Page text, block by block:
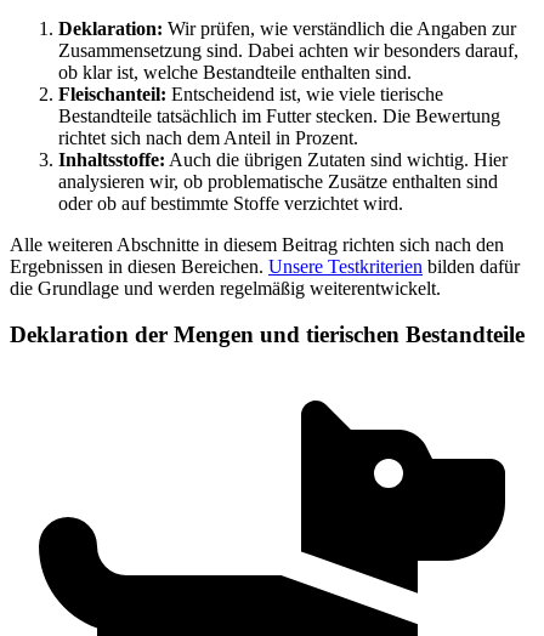
Deklaration: Wir prüfen, wie verständlich die Angaben zur
Zusammensetzung sind. Dabei achten wir besonders darauf,
ob klar ist, welche Bestandteile enthalten sind.
Fleischanteil: Entscheidend ist, wie viele tierische
Bestandteile tatsächlich im Futter stecken. Die Bewertung
richtet sich nach dem Anteil in Prozent.
Inhaltsstoffe: Auch die übrigen Zutaten sind wichtig. Hier
analysieren wir, ob problematische Zusätze enthalten sind
oder ob auf bestimmte Stoffe verzichtet wird.
Alle weiteren Abschnitte in diesem Beitrag richten sich nach den
Ergebnissen in diesen Bereichen. Unsere Testkriterien bilden dafür
die Grundlage und werden regelmäßig weiterentwickelt.
Deklaration der Mengen und tierischen Bestandteile